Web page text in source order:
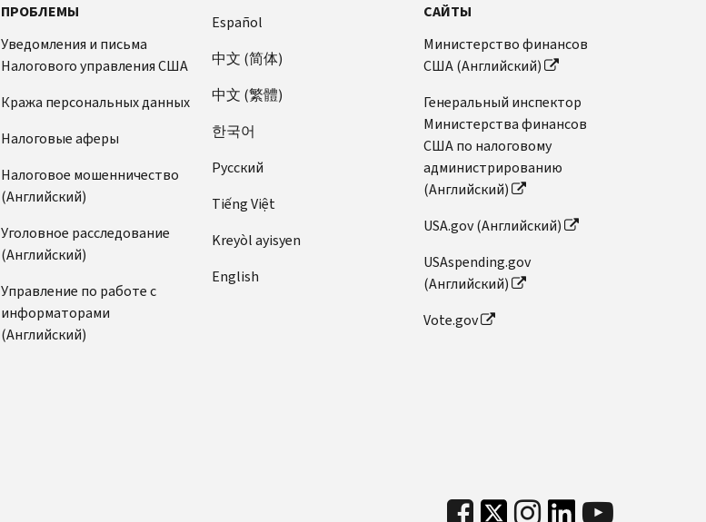
ПРОБЛЕМЫ
Уведомления и письма
Налогового управления США
Кража персональных данных
Налоговые аферы
Налоговое мошенничество
(Английский)
Уголовное расследование
(Английский)
Управление по работе с
информаторами
(Английский)
Español
中文 (简体)
中文 (繁體)
한국어
Pусский
Tiếng Việt
Kreyòl ayisyen
English
САЙТЫ
Министерство финансов
США (Английский)
Генеральный инспектор
Министерства финансов
США по налоговому
администрированию
(Английский)
USA.gov (Английский)
USAspending.gov
(Английский)
Vote.gov